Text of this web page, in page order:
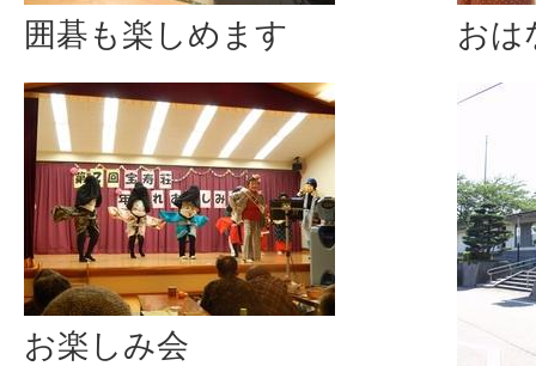
囲碁も楽しめます おは
お楽しみ会